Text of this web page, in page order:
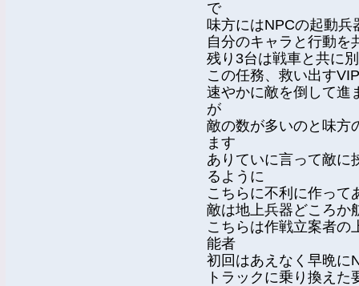
で
味方にはNPCの起動兵
自分のキャラと行動を
残り3台は戦車と共に
この任務、救い出す
速やかに敵を倒して進
が
敵の数が多いのと味方
ます
ありていに言って敵に
るように
こちらに不利に作って
敵は地上兵器どころか
こちらは作戦立案者の
能者
初回はあえなく早晩に
トラックに乗り換え